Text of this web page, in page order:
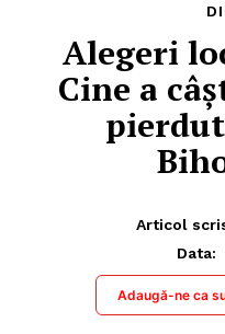
Alegeri
Cine a
Articol
Data:
Adaugă-ne ca